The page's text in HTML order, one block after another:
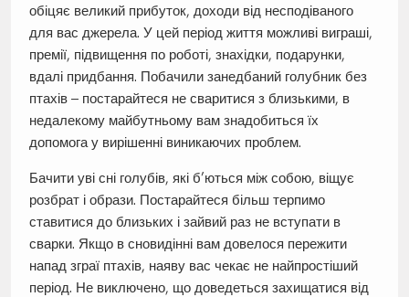
обіцяє великий прибуток, доходи від несподіваного
для вас джерела. У цей період життя можливі виграші,
премії, підвищення по роботі, знахідки, подарунки,
вдалі придбання. Побачили занедбаний голубник без
птахів – постарайтеся не сваритися з близькими, в
недалекому майбутньому вам знадобиться їх
допомога у вирішенні виникаючих проблем.
Бачити уві сні голубів, які б’ються між собою, віщує
розбрат і образи. Постарайтеся більш терпимо
ставитися до близьких і зайвий раз не вступати в
сварки. Якщо в сновидінні вам довелося пережити
напад зграї птахів, наяву вас чекає не найпростіший
період. Не виключено, що доведеться захищатися від